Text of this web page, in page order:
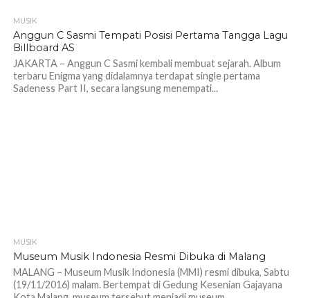
MUSIK
Anggun C Sasmi Tempati Posisi Pertama Tangga Lagu
Billboard AS
JAKARTA – Anggun C Sasmi kembali membuat sejarah. Album
terbaru Enigma yang didalamnya terdapat single pertama
Sadeness Part II, secara langsung menempati...
MUSIK
Museum Musik Indonesia Resmi Dibuka di Malang
MALANG – Museum Musik Indonesia (MMI) resmi dibuka, Sabtu
(19/11/2016) malam. Bertempat di Gedung Kesenian Gajayana